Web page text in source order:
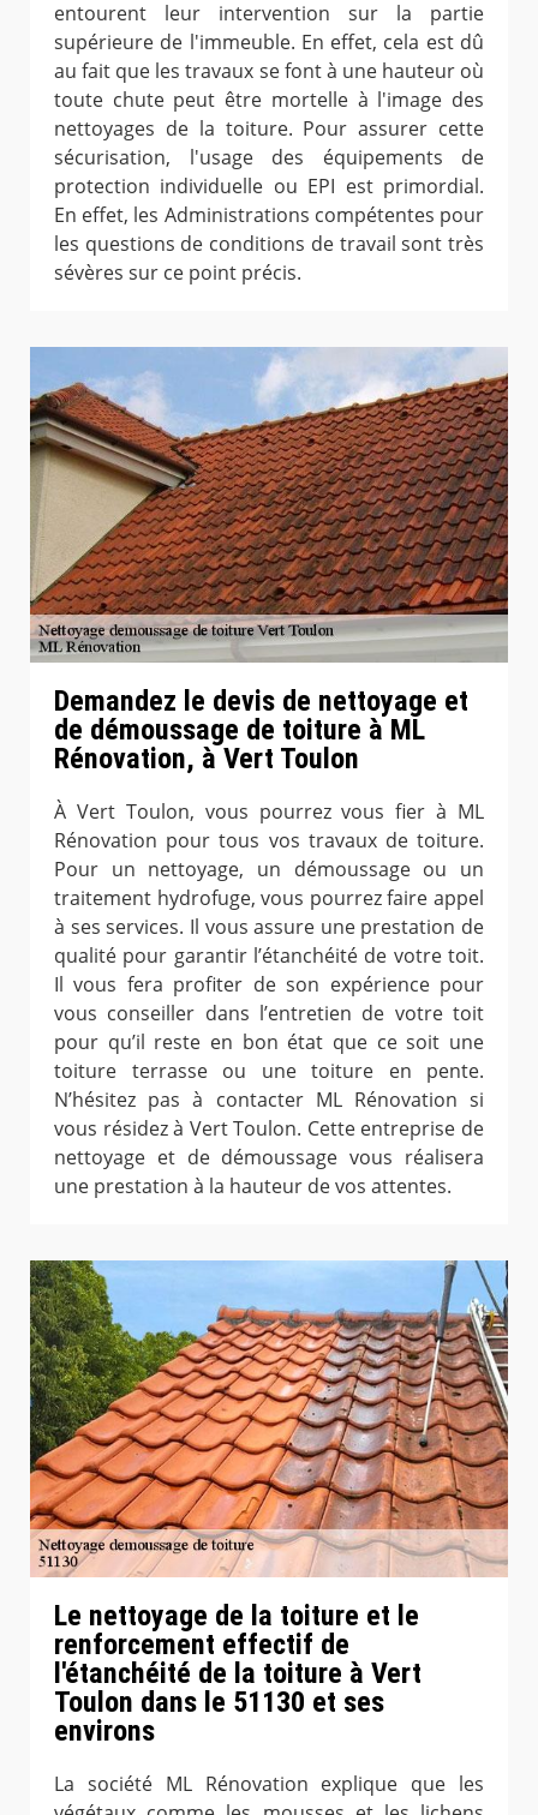
entourent leur intervention sur la partie
supérieure de l'immeuble. En effet, cela est dû
au fait que les travaux se font à une hauteur où
toute chute peut être mortelle à l'image des
nettoyages de la toiture. Pour assurer cette
sécurisation, l'usage des équipements de
protection individuelle ou EPI est primordial.
En effet, les Administrations compétentes pour
les questions de conditions de travail sont très
sévères sur ce point précis.
Demandez le devis de nettoyage et
de démoussage de toiture à ML
Rénovation, à Vert Toulon
À Vert Toulon, vous pourrez vous fier à ML
Rénovation pour tous vos travaux de toiture.
Pour un nettoyage, un démoussage ou un
traitement hydrofuge, vous pourrez faire appel
à ses services. Il vous assure une prestation de
qualité pour garantir l’étanchéité de votre toit.
Il vous fera profiter de son expérience pour
vous conseiller dans l’entretien de votre toit
pour qu’il reste en bon état que ce soit une
toiture terrasse ou une toiture en pente.
N’hésitez pas à contacter ML Rénovation si
vous résidez à Vert Toulon. Cette entreprise de
nettoyage et de démoussage vous réalisera
une prestation à la hauteur de vos attentes.
Le nettoyage de la toiture et le
renforcement effectif de
l'étanchéité de la toiture à Vert
Toulon dans le 51130 et ses
environs
La société ML Rénovation explique que les